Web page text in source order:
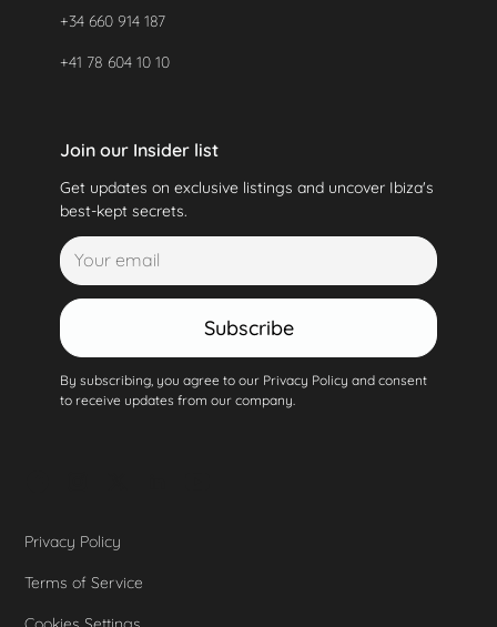
+34 660 914 187
+41 78 604 10 10
Join our Insider list
Get updates on exclusive listings and uncover Ibiza's
best-kept secrets.
Subscribe
By subscribing, you agree to our Privacy Policy and consent
to receive updates from our company.
Privacy Policy
Terms of Service